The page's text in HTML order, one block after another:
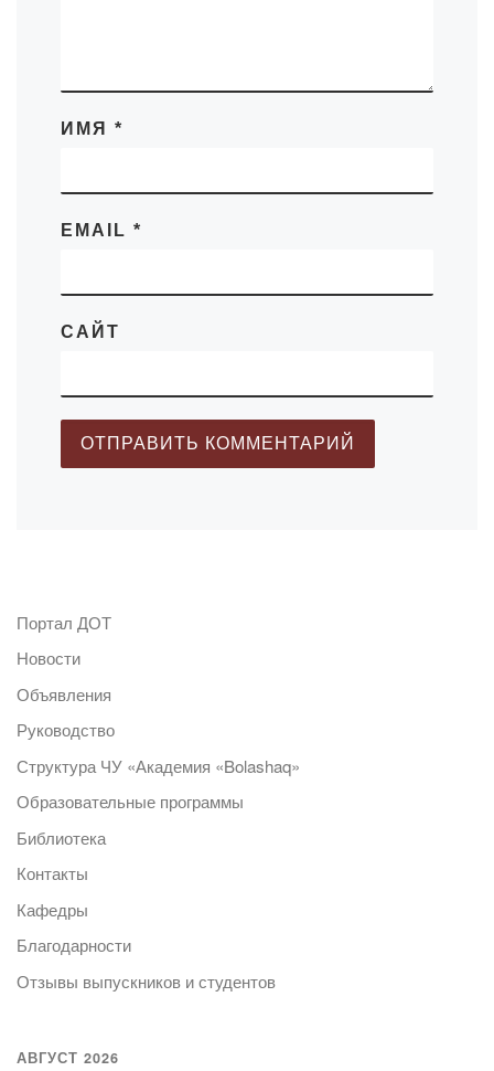
ИМЯ *
EMAIL *
САЙТ
Портал ДОТ
Новости
Объявления
Руководство
Структура ЧУ «Академия «Bolashaq»
Образовательные программы
Библиотека
Контакты
Кафедры
Благодарности
Отзывы выпускников и студентов
АВГУСТ 2026